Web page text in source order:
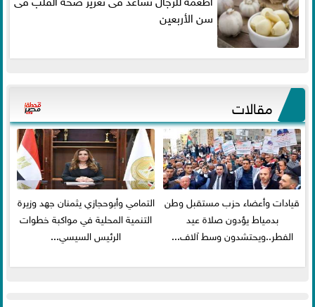
سن الأربعين
مقالات
قيادات وأعضاء حزب مستقبل وطن
بدمياط يؤدون صلاة عيد
الفطر..ويحتشدون وسط آلاف...
التمامي وأبوحجازي يثمنان جهد وزيرة
التنمية المحلية في مواكبة خطوات
الرئيس السيسي...